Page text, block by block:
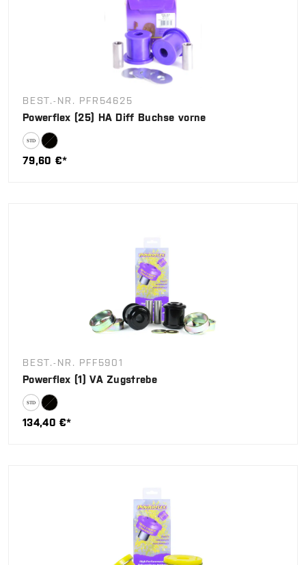
BEST.-NR. PFR54625
Powerflex (25) HA Diff Buchse vorne
79,60 €*
BEST.-NR. PFF5901
Powerflex (1) VA Zugstrebe
134,40 €*